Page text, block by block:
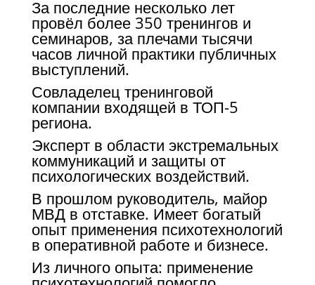
За последние несколько лет
провёл более 350 тренингов и
семинаров, за плечами тысячи
часов личной практики публичных
выступлений.
Совладелец тренинговой
компании входящей в ТОП-5
региона.
Эксперт в области экстремальных
коммуникаций и защиты от
психологических воздействий.
В прошлом руководитель, майор
МВД в отставке. Имеет богатый
опыт применения психотехнологий
в оперативной работе и бизнесе.
Из личного опыта: применение